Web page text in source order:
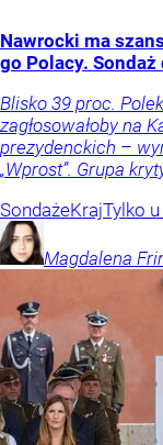
Nawrocki ma
go Polacy. Sondaż
Blisko 39 proc.
zagłosowałoby na
prezydenckich –
„Wprost”. Grupa
SondażeKrajTylko
Magdalena